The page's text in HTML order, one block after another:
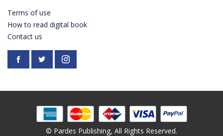
Terms of use
How to read digital book
Contact us
Facebookhttps://twitter.com/PardesPublish
Instagram
© Pardes Publishing, All Rights Reserved.